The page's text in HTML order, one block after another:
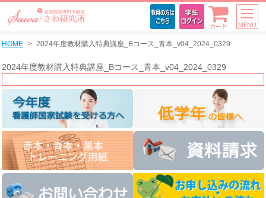
カート MENU
HOME 2024年度教材購入特典講座_Bコース_青本_v04_2024_0329
2024年度教材購入特典講座_Bコース_青本_v04_2024_0329